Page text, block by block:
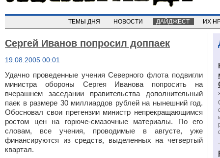
ТЕМЫ ДНЯ НОВОСТИ ДАЙДЖЕСТ ИХ
Сергей Иванов попросил доппаек
19.08.2005 00:01
Удачно проведенные учения Северного флота подвигли
министра обороны Сергея Иванова попросить на
вчерашнем заседании правительства дополнительный
паек в размере 30 миллиардов рублей на нынешний год.
Обосновал свои претензии министр непрекращающимся
ростом цен на горюче-смазочные материалы. По его
словам, все учения, проводимые в августе, уже
финансируются из средств, выделенных на четвертый
квартал.